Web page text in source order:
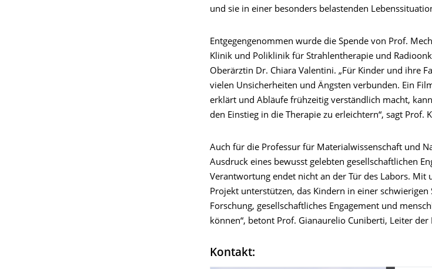
und sie in einer besonders belastenden
Entgegengenommen wurde die Spende von Prof.
Klinik und Poliklinik für Strahlentherapie und
Oberärztin Dr. Chiara Valentini. „Für Kinder und ihre
vielen Unsicherheiten und Ängsten verbunden. Ein
erklärt und Abläufe frühzeitig verständlich macht,
den Einstieg in die Therapie zu erleichtern“, sagt Prof.
Auch für die Professur für Materialwissenschaft und
Ausdruck eines bewusst gelebten gesellschaftlichen
Verantwortung endet nicht an der Tür des Labors. Mit
Projekt unterstützen, das Kindern in einer
Forschung, gesellschaftliches Engagement und
können“, betont Prof. Gianaurelio Cuniberti, Leiter der
Kontakt: